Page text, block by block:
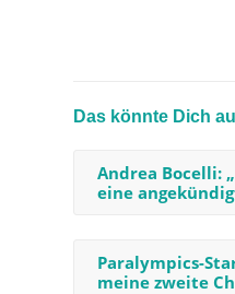
Das könnte Dich
Andrea Bocelli:
eine
Paralympics-
meine zweite